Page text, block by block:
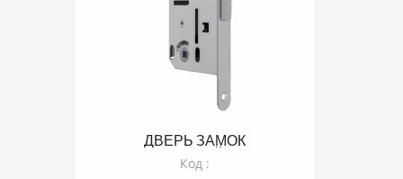
ДВЕРЬ ЗАМОК
МЕХАНИЧЕСКИЙ MILEMO
Код :